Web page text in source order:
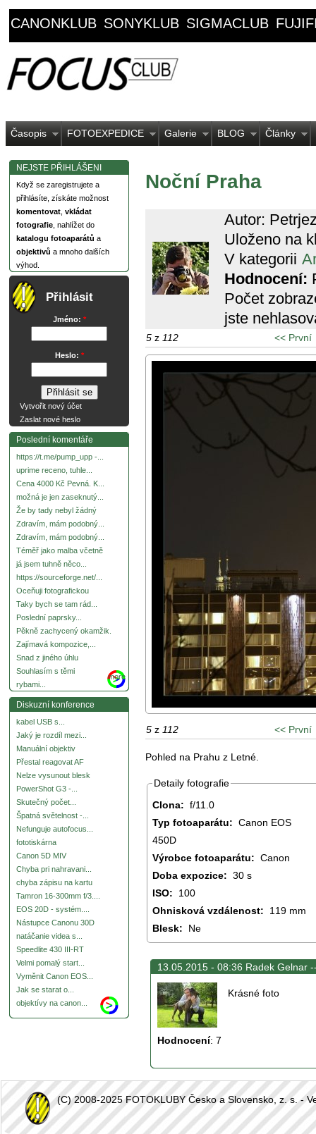
CANONKLUB SONYKLUB SIGMACLUB
Časopis FOTOEXPEDICE Galerie BLOG Články
NEJSTE PŘIHLÁŠENI
Když se zaregistrujete a
přihlásíte, získáte možnost
komentovat vkládat
fotografie , nahlížet do
katalogu fotoaparátů a
objektivů a mnoho dalších
výhod.
Přihlásit
Jméno: *
Heslo: *
Vytvořit nový účet
Zaslat nové heslo
Poslední komentáře
https://t.me/pump_upp -...
uprime receno, tuhle...
Cena 4000 Kč Pevná. K...
možná je jen zaseknutý...
Že by tady nebyl žádný
Zdravím, mám podobný...
Zdravím, mám podobný...
Téměř jako malba včetně
já jsem tuhně něco...
https://sourceforge.net/...
Oceňuji fotografickou
Taky bych se tam rád...
Poslední paprsky...
Pěkně zachycený okamžik.
Zajímavá kompozice,...
Snad z jiného úhlu
Souhlasím s těmi
rybami...
more
Diskuzní konference
kabel USB s...
Jaký je rozdíl mezi...
Manuální objektiv
Přestal reagovat AF
Nelze vysunout blesk
PowerShot G3 -...
Skutečný počet...
Špatná světelnost -...
Nefunguje autofocus...
fototiskárna
Canon 5D MIV
Chyba pri nahravani...
chyba zápisu na kartu
Tamron 16-300mm f/3....
EOS 20D - systém....
Nástupce Canonu 30D
natáčanie videa s...
Speedlite 430 III-RT
Velmi pomalý start...
Vyměnit Canon EOS...
Jak se starat o...
objektívy na canon...
Noční Praha
Autor:
Uloženo na
V kategorii
Hodnocení:
Počet
jste
5 z 112 << První
5 z 112 << První
Pohled na Prahu z Letné.
Detaily fotografie
Clona: f/11.0
Typ fotoaparátu:
450D
Výrobce fotoaparátu: Canon
Doba expozice: 30 s
ISO:
100
Ohnisková vzdálenost:
119 mm
Blesk:
Ne
13.05.2015 - 08:36 Radek Gelnar
Hodnocení: 7
Krásné foto
(C) 2008-2025 FOTOKLUBY Česko a Slovensko, z. s. -